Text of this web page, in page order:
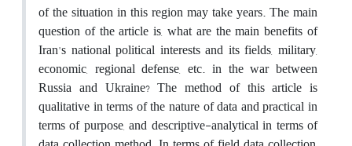
of the situation in this region may take years. The main
question of the article is, what are the main benefits of
Iran's national political interests and its fields, military,
economic, regional defense, etc. in the war between
Russia and Ukraine? The method of this article is
qualitative in terms of the nature of data and practical in
terms of purpose, and descriptive-analytical in terms of